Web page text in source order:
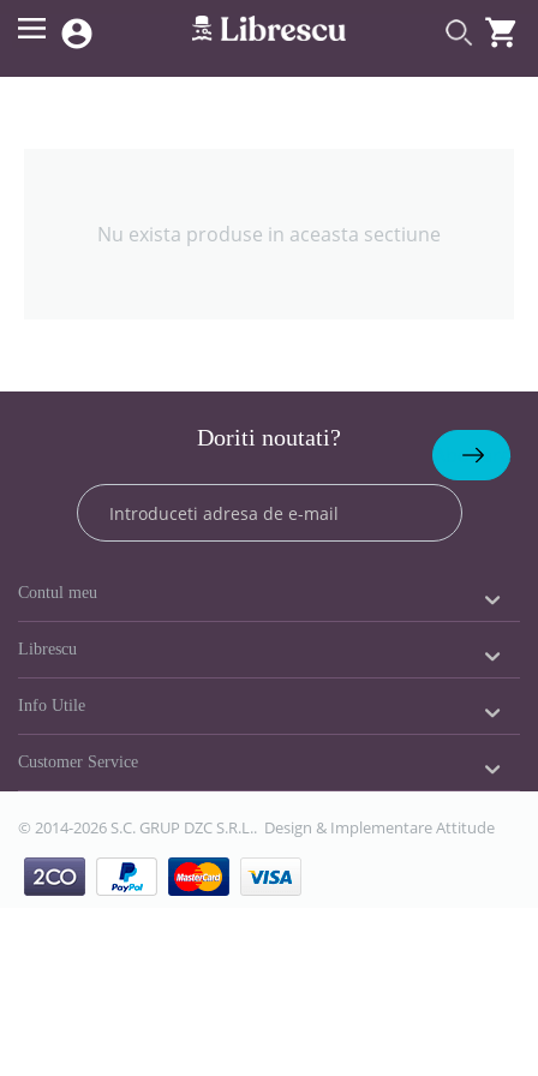
 
Nu exista produse in aceasta sectiune
Doriti noutati?
Abonare
Contul meu
Librescu
Info Utile
Customer Service
© 2014-2026 S.C. GRUP DZC S.R.L.. Design & ImplementareAttitude